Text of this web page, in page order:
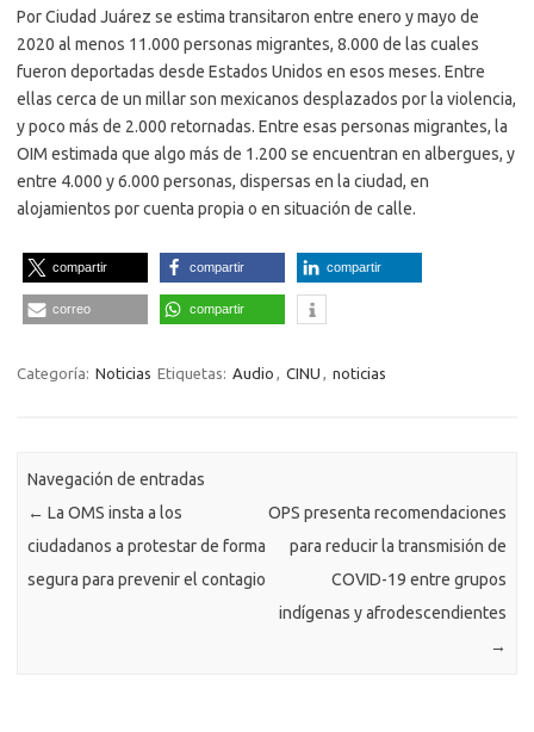
Por Ciudad Juárez se estima transitaron entre enero y mayo de
2020 al menos 11.000 personas migrantes, 8.000 de las cuales
fueron deportadas desde Estados Unidos en esos meses. Entre
ellas cerca de un millar son mexicanos desplazados por la violencia,
y poco más de 2.000 retornadas. Entre esas personas migrantes, la
OIM estimada que algo más de 1.200 se encuentran en albergues, y
entre 4.000 y 6.000 personas, dispersas en la ciudad, en
alojamientos por cuenta propia o en situación de calle.
compartir compartir compartir
correo compartir
Categoría: Noticias Etiquetas: Audio , CINU , noticias
Navegación de entradas
← La OMS insta a los
ciudadanos a protestar de forma
segura para prevenir el contagio
OPS presenta recomendaciones
para reducir la transmisión de
COVID-19 entre grupos
indígenas y afrodescendientes
→